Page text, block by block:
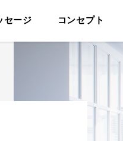
セージ コンセプト